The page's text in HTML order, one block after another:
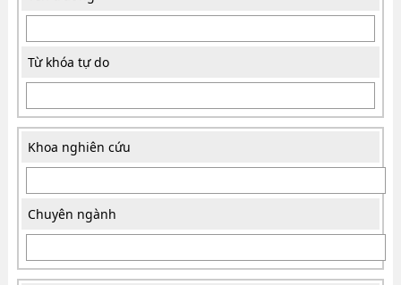
Từ khóa tự do
Khoa nghiên cứu
Chuyên ngành